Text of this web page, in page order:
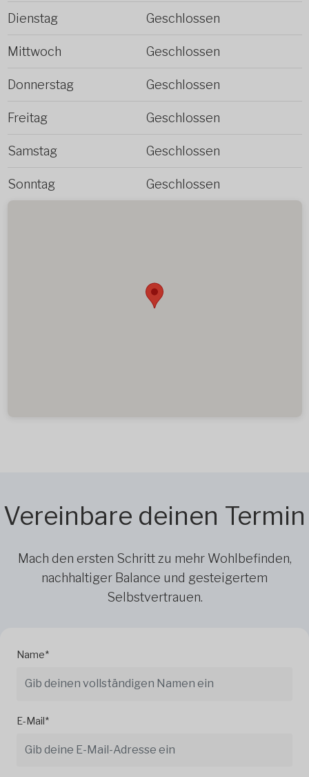
Dienstag Geschlossen
Mittwoch Geschlossen
Donnerstag Geschlossen
Freitag Geschlossen
Samstag Geschlossen
Sonntag Geschlossen
Vereinbare deinen Termin
Mach den ersten Schritt zu mehr Wohlbefinden,
nachhaltiger Balance und gesteigertem
Selbstvertrauen.
Name*
E-Mail*